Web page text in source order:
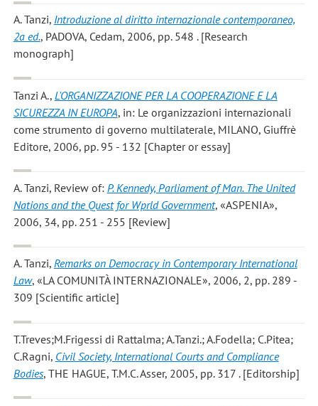
A. Tanzi, Introduzione al diritto internazionale contemporaneo,
2a ed., PADOVA, Cedam, 2006, pp. 548 . [Research
monograph]
Tanzi A., L'ORGANIZZAZIONE PER LA COOPERAZIONE E LA
SICUREZZA IN EUROPA, in: Le organizzazioni internazionali
come strumento di governo multilaterale, MILANO, Giuffrè
Editore, 2006, pp. 95 - 132 [Chapter or essay]
A. Tanzi, Review of: P. Kennedy, Parliament of Man. The United
Nations and the Quest for Wprld Government, «ASPENIA»,
2006, 34, pp. 251 - 255 [Review]
A. Tanzi, Remarks on Democracy in Contemporary International
Law, «LA COMUNITÀ INTERNAZIONALE», 2006, 2, pp. 289 -
309 [Scientific article]
T.Treves;M.Frigessi di Rattalma; A.Tanzi.; A.Fodella; C.Pitea;
C.Ragni, Civil Society, International Courts and Compliance
Bodies, THE HAGUE, T.M.C. Asser, 2005, pp. 317 . [Editorship]